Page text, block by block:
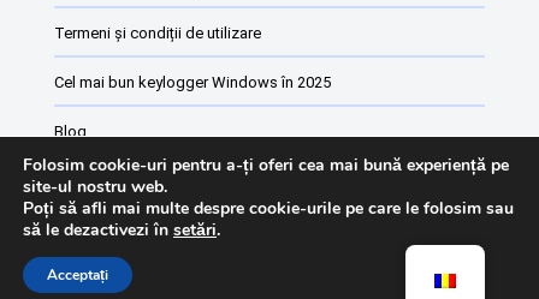
Termeni și condiții de utilizare
Cel mai bun keylogger Windows în 2025
Blog
Software de monitorizare a angajaților
Lista de modificări Keyturion
Folosim cookie-uri pentru a-ți oferi cea mai bună experiență pe
site-ul nostru web.
Poți să afli mai multe despre cookie-urile pe care le folosim sau
să le dezactivezi în setări.
Acceptați